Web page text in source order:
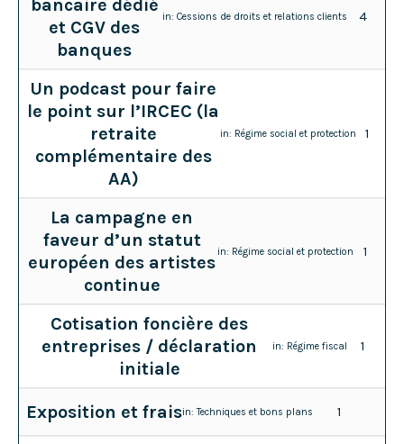
bancaire dédié
et CGV des
banques
in:Cessions de droits et relations clients 4
Un podcast pour faire
le point sur l’IRCEC (la
retraite
complémentaire des
AA)
in: Régime social et protection 1
La campagne en
faveur d’un statut
européen des artistes
continue
in: Régime social et protection 1
Cotisation foncière des
entreprises / déclaration
initiale
in: Régime fiscal 1
Exposition et fraisin:Techniques et bons plans 1